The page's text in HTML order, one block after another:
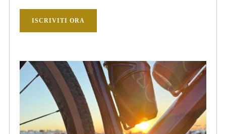
ISCRIVITI ORA